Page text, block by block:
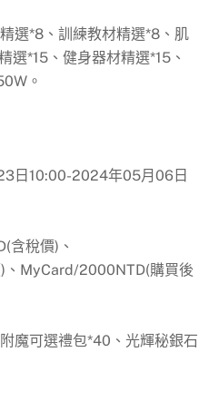
選*8、訓練教材精選*8、肌
選*15、健身器材精選*15、
。
日10:00-2024年05月06日
含稅價)、
MyCard/2000NTD(購買後
魔可選禮包*40、光輝秘銀石